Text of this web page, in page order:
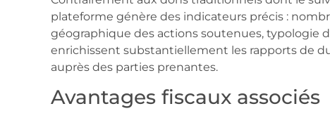
plateforme génère des indicateurs précis :
géographique des actions soutenues, typologie
enrichissent substantiellement les rapports de
auprès des parties prenantes.
Avantages fiscaux associés